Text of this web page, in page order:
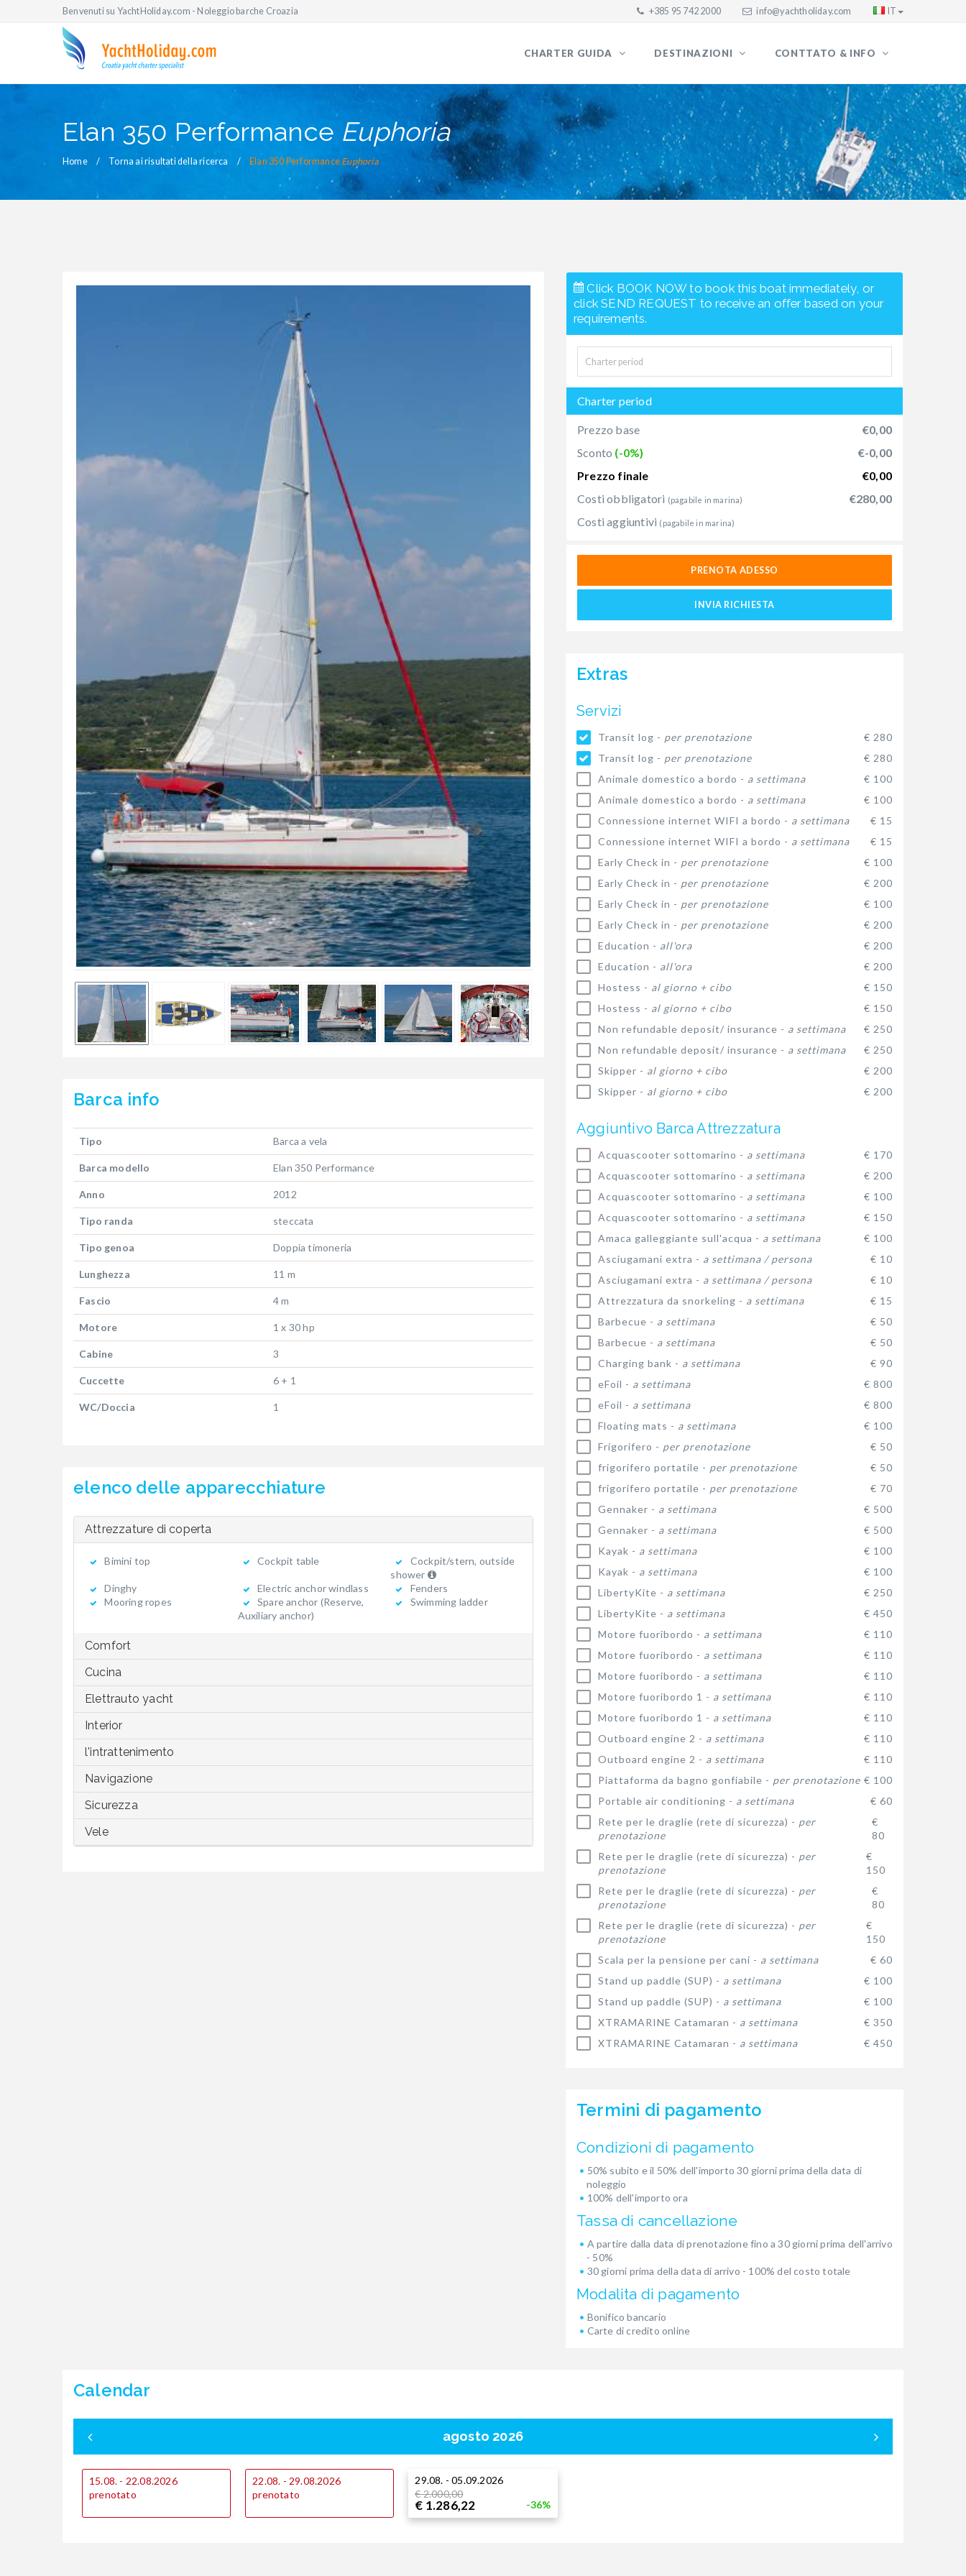
Benvenuti su YachtHoliday.com - Noleggio barche Croazia +385 95 742 2000 info@yachtholiday.com IT
CHARTER GUIDA DESTINAZIONI CONTTATO & INFO
Elan 350 Performance Euphoria
Home Torna ai risultati della ricerca Elan 350 Performance Euphoria
Barca info
Tipo Barca a vela
Barca modello Elan 350 Performance
Anno 2012
Tipo randa steccata
Tipo genoa Doppia timoneria
Lunghezza 11 m
Fascio 4 m
Motore 1 x 30 hp
Cabine 3
Cuccette 6 + 1
WC/Doccia 1
elenco delle apparecchiature
Attrezzature di coperta
Bimini top Cockpit table
Cockpit/stern, outside
shower
Dinghy
Electric anchor windlass
Fenders
Mooring ropes
Spare anchor (Reserve,
Auxiliary anchor)
Swimming ladder
Comfort
Cucina
Elettrauto yacht
Interior
l'intrattenimento
Navigazione
Sicurezza
Vele
Click BOOK NOW to book this boat immediately, or
click SEND REQUEST to receive an offer based on your
requirements.
Charter period
Prezzo base
€0,00
Sconto (-0%)
€-0,00
Prezzo finale
€0,00
Costi obbligatori (pagabile in marina)
€280,00
Costi aggiuntivi (pagabile in marina)
PRENOTA ADESSO
INVIA RICHIESTA
Extras
Servizi
Transit log - per prenotazione
€ 280
Transit log - per prenotazione
€ 280
Animale domestico a bordo - a settimana
€ 100
Animale domestico a bordo - a settimana
€ 100
Connessione internet WIFI a bordo - a settimana
€ 15
Connessione internet WIFI a bordo - a settimana
€ 15
Early Check in - per prenotazione
€ 100
Early Check in - per prenotazione
€ 200
Early Check in - per prenotazione
€ 100
Early Check in - per prenotazione
€ 200
Education - all'ora
€ 200
Education - all'ora
€ 200
Hostess - al giorno + cibo
€ 150
Hostess - al giorno + cibo
€ 150
Non refundable deposit/ insurance - a settimana
€ 250
Non refundable deposit/ insurance - a settimana
€ 250
Skipper - al giorno + cibo
€ 200
Skipper - al giorno + cibo € 200
Aggiuntivo Barca Attrezzatura
Acquascooter sottomarino - a settimana
€ 170
Acquascooter sottomarino - a settimana
€ 200
Acquascooter sottomarino - a settimana
€ 100
Acquascooter sottomarino - a settimana
€ 150
Amaca galleggiante sull'acqua - a settimana
€ 100
Asciugamani extra - a settimana / persona
€ 10
Asciugamani extra - a settimana / persona
€ 10
Attrezzatura da snorkeling - a settimana
€ 15
Barbecue - a settimana
€ 50
Barbecue - a settimana
€ 50
Charging bank - a settimana
€ 90
eFoil - a settimana
€ 800
eFoil - a settimana
€ 800
Floating mats - a settimana
€ 100
Frigorifero - per prenotazione
€ 50
frigorifero portatile - per prenotazione
€ 50
frigorifero portatile - per prenotazione
€ 70
Gennaker - a settimana
€ 500
Gennaker - a settimana
€ 500
Kayak - a settimana
€ 100
Kayak - a settimana
€ 100
LibertyKite - a settimana
€ 250
LibertyKite - a settimana
€ 450
Motore fuoribordo - a settimana
€ 110
Motore fuoribordo - a settimana
€ 110
Motore fuoribordo - a settimana
€ 110
Motore fuoribordo 1 - a settimana
€ 110
Motore fuoribordo 1 - a settimana
€ 110
Outboard engine 2 - a settimana
€ 110
Outboard engine 2 - a settimana
€ 110
Piattaforma da bagno gonfiabile - per prenotazione € 100
Portable air conditioning - a settimana
€ 60
Rete per le draglie (rete di sicurezza) - per
prenotazione
€
80
Rete per le draglie (rete di sicurezza) - per
prenotazione
€
150
Rete per le draglie (rete di sicurezza) - per
prenotazione
€
80
Rete per le draglie (rete di sicurezza) - per
prenotazione
€
150
Scala per la pensione per cani - a settimana
€ 60
Stand up paddle (SUP) - a settimana
€ 100
Stand up paddle (SUP) - a settimana
€ 100
XTRAMARINE Catamaran - a settimana
€ 350
XTRAMARINE Catamaran - a settimana € 450
Termini di pagamento
Condizioni di pagamento
50% subito e il 50% dell'importo 30 giorni prima della data di
noleggio
100% dell'importo ora
Tassa di cancellazione
A partire dalla data di prenotazione fino a 30 giorni prima dell'arrivo
- 50%
30 giorni prima della data di arrivo - 100% del costo totale
Modalita di pagamento
Bonifico bancario
Carte di credito online
Calendar
agosto 2026
15.08. - 22.08.2026
prenotato
22.08. - 29.08.2026
prenotato
29.08. - 05.09.2026
€ 2.000,00
€ 1.286,22 -36%